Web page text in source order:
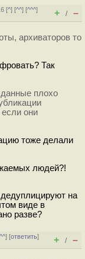
[^] [^^] [^^^]
+ / –
архиваторов то
Так
плохо
они
тоже делали
людей?!
на
виде в
разве?
] [ответить]
+ / –